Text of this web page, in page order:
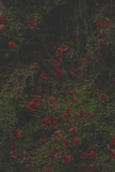
Auf diese
warten
Jetzt schon